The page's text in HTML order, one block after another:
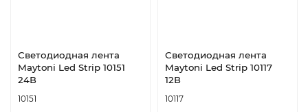
Светодиодная лента
Maytoni Led Strip 10151
24В
10151
Светодиодная лента
Maytoni Led Strip 10117
12В
10117